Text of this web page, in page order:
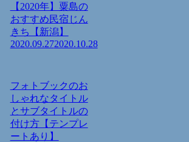
【2020年】粟島の
おすすめ民宿じん
きち【新潟】
2020.09.272020.10.28
フォトブックのお
しゃれなタイトル
とサブタイトルの
付け方【テンプレ
ートあり】